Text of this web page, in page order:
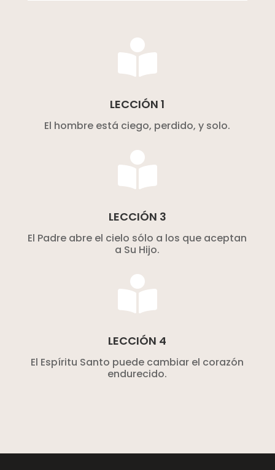

LECCIÓN 1
El hombre está ciego, perdido, y solo.

LECCIÓN 3
El Padre abre el cielo sólo a los que aceptan
a Su Hijo.

LECCIÓN 4
El Espíritu Santo puede cambiar el corazón
endurecido.